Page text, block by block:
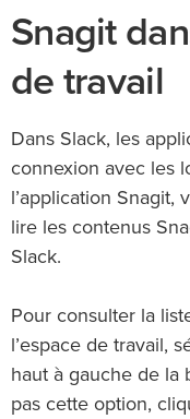
Snagit
de travail
Dans Slack, les
connexion avec les
l’application
lire les contenus
Slack.
Pour consulter la
l’espace de travail,
haut à gauche de la
pas cette option,